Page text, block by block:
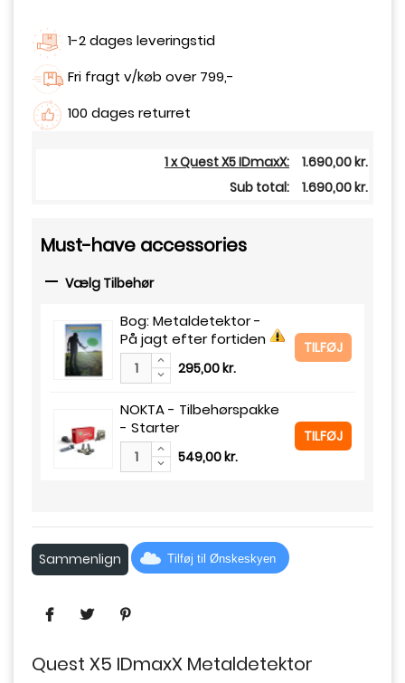
1-2 dages leveringstid
Fri fragt v/køb over 799,-
100 dages returret
1 x Quest X5 IDmaxX:
1.690,00 kr.
Sub total:
1.690,00 kr.
Must-have accessories
 Vælg Tilbehør
Bog: Metaldetektor -
På jagt efter fortiden
295,00 kr.
TILFØJ
NOKTA - Tilbehørspakke
- Starter
549,00 kr.
TILFØJ
Sammenlign Tilføj til Ønskeskyen
Quest X5 IDmaxX Metaldetektor